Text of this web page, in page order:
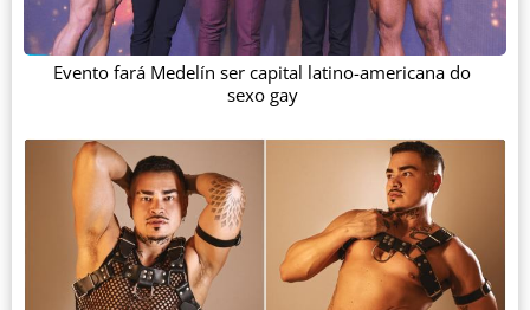
Evento fará Medelín ser capital latino-americana do
sexo gay